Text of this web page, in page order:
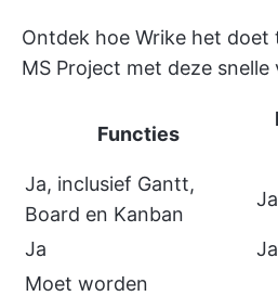
Ontdek hoe Wrike het
MS Project met deze snelle
Functies
Ja, inclusief Gantt,
Board en Kanban
Ja
Ja Ja
Moet worden